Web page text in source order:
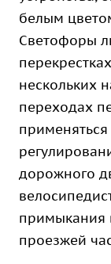
белым
Светофоры
нескольких
переходах
дорожного
примыкания
проезжей